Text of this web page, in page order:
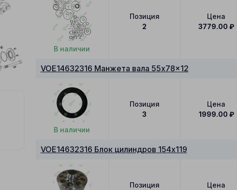
В наличии
Позиция
2
Цена
3779.00 ₽
VOE14632316 Манжета вала 55x78x12
В наличии
Позиция
3
Цена
1999.00 ₽
VOE14632316 Блок цилиндров 154x119
Позиция
Цена